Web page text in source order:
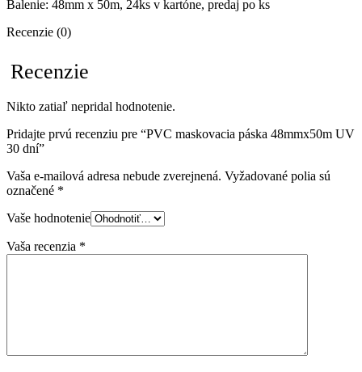
Balenie: 48mm x 50m, 24ks v kartóne, predaj po ks
Recenzie (0)
Recenzie
Nikto zatiaľ nepridal hodnotenie.
Pridajte prvú recenziu pre “PVC maskovacia páska 48mmx50m UV
30 dní”
Vaša e-mailová adresa nebude zverejnená. Vyžadované polia sú
označené *
Vaše hodnotenie
Vaša recenzia *